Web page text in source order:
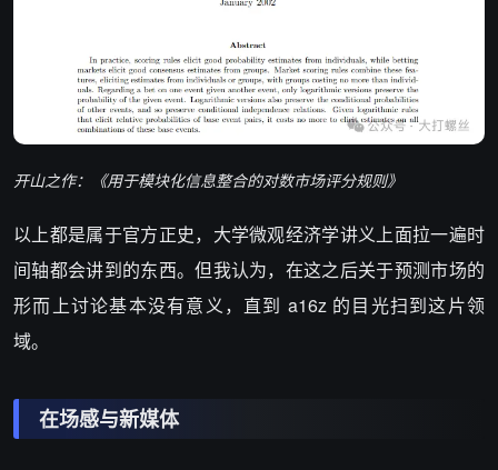
开山之作：《用于模块化信息整合的对数市场评分规则》
以上都是属于官方正史，大学微观经济学讲义上面拉一遍时
间轴都会讲到的东西。但我认为，在这之后关于预测市场的
形而上讨论基本没有意义，直到 a16z 的目光扫到这片领
域。
在场感与新媒体